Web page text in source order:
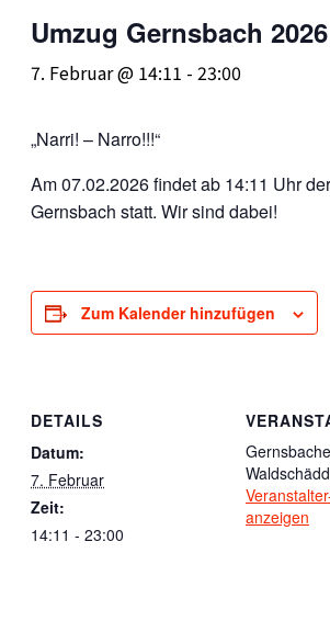
Umzug Gernsbach 2026
7. Februar @ 14:11 - 23:00
„Narri! – Narro!!!“
Am 07.02.2026 findet ab 14:11 Uhr
Gernsbach statt. Wir sind dabei!
Zum Kalender hinzufügen
DETAILS
Datum:
7. Februar
Zeit:
14:11 - 23:00
anzeigen